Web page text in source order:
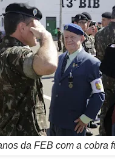
da FEB com a cobra